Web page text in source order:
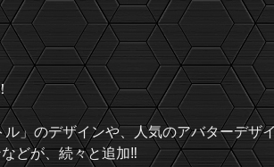
」のデザインや、人気のアバターデザ
どが、続々と追加‼